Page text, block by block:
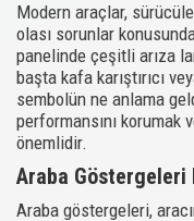
Modern araçlar,
olası sorunlar
panelinde çeşitli arıza
başta kafa karıştırıcı
sembolün ne anlama
performansını
önemlidir.
Araba Göstergeleri
Araba göstergeleri,